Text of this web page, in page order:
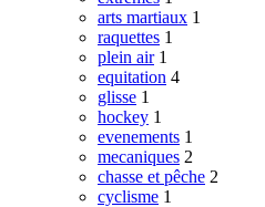
arts martiaux 1
raquettes 1
plein air 1
equitation 4
glisse 1
hockey 1
evenements 1
mecaniques 2
chasse et pêche 2
cyclisme 1